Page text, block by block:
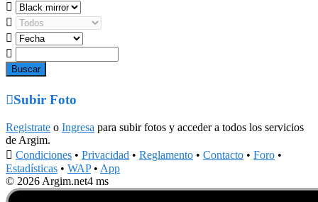




Subir Foto
Registrate o Ingresa para subir fotos y acceder a todos los servicios
de Argim.
 Condiciones • Privacidad • Reglamento • Contacto • Foro •
Estadísticas • WAP• App
© 2026 Argim.net4 ms